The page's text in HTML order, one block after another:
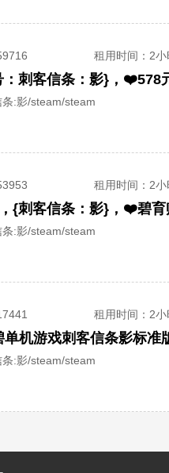
租用时间 ：2
：刺客信条：影}，❤️578
条:影/steam/steam
租用时间 ：2
条:影/steam/steam
租用时间 ：2
单机游戏刺客信条影标准
条:影/steam/steam